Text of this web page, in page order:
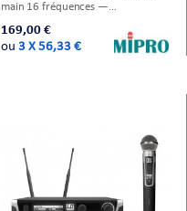
main 16 fréquences —
fil.
169,00 €
ou 3 X 56,33 €